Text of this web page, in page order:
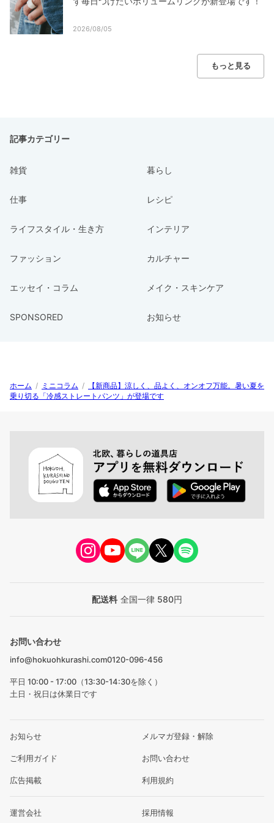
2026/08/05
もっと見る
記事カテゴリー
雑貨 暮らし
仕事 レシピ
ライフスタイル・生き方 インテリア
ファッション カルチャー
エッセイ・コラム メイク・スキンケア
SPONSORED お知らせ
ホーム / ミニコラム /
【新商品】涼しく、品よく、オンオフ万能。暑い夏を
乗り切る「冷感ストレートパンツ」が登場です
配送料 全国一律 580円
お問い合わせ
info@hokuohkurashi.com0120-096-456
平日 10:00 - 17:00（13:30-14:30を除く）
土日・祝日は休業日です
お知らせ メルマガ登録・解除
ご利用ガイド お問い合わせ
広告掲載 利用規約
運営会社 採用情報